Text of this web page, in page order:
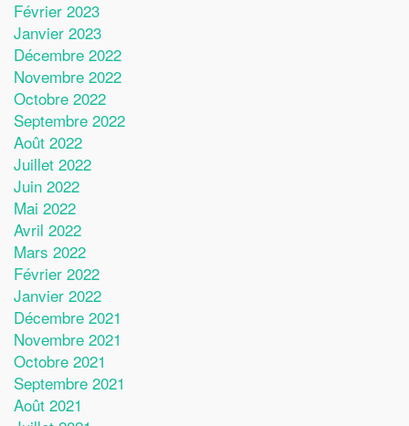
Février 2023
Janvier 2023
Décembre 2022
Novembre 2022
Octobre 2022
Septembre 2022
Août 2022
Juillet 2022
Juin 2022
Mai 2022
Avril 2022
Mars 2022
Février 2022
Janvier 2022
Décembre 2021
Novembre 2021
Octobre 2021
Septembre 2021
Août 2021